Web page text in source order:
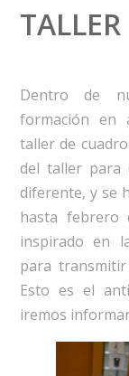
Dentro de
formación en
taller de
del taller para
diferente, y se
hasta febrero
inspirado en
para
Esto es el
iremos